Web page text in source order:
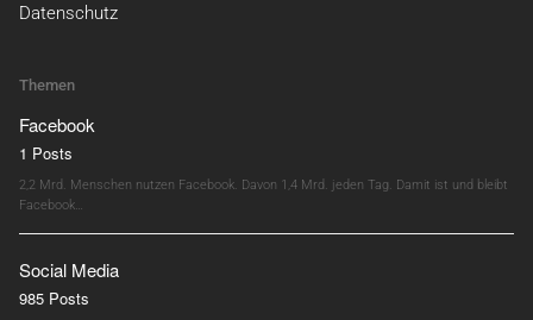
Datenschutz
Themen
Facebook
1 Posts
2,2 Mrd. Menschen nutzen Facebook. Davon 1,4 Mrd. jeden Tag. Damit ist und bleibt
Facebook…
Social Media
985 Posts